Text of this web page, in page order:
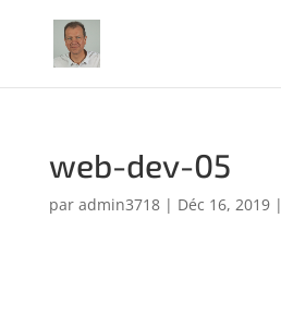
web-dev-05
par admin3718| Déc 16, 2019|